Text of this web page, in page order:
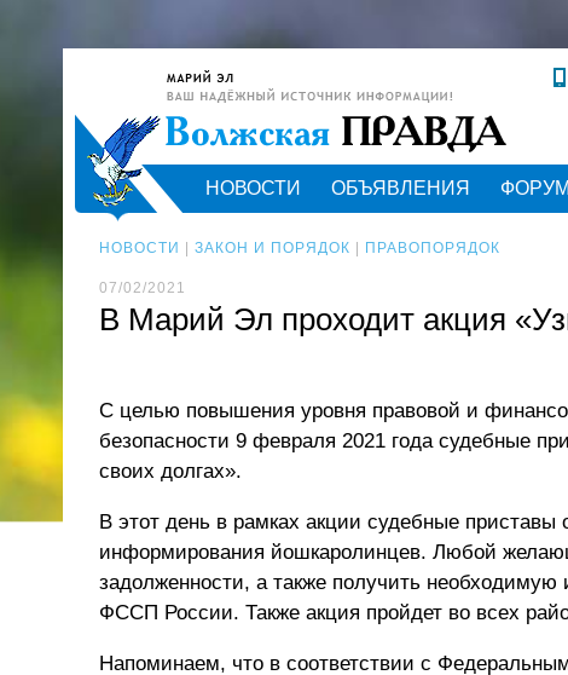
НОВОСТИ ОБЪЯВЛЕНИЯ ФОРУМ
НОВОСТИ ЗАКОН И ПОРЯДОК ПРАВОПОРЯДОК
07/02/2021
В Марий Эл проходит акция
С целью повышения уровня правовой и
безопасности 9 февраля 2021 года судебные
своих долгах».
В этот день в рамках акции судебные приставы
информирования йошкаролинцев. Любой
задолженности, а также получить
ФССП России. Также акция пройдет во всех
Напоминаем, что в соответствии с